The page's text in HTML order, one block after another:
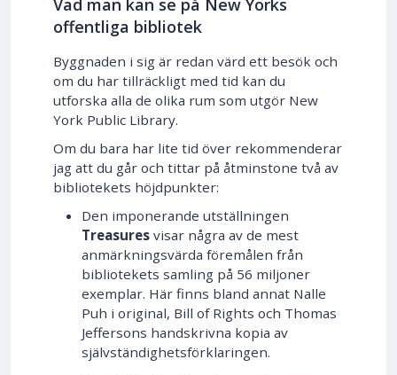
offentliga bibliotek
Byggnaden i sig är redan värd ett besök och
om du har tillräckligt med tid kan du
utforska alla de olika rum som utgör New
York Public Library.
Om du bara har lite tid över rekommenderar
jag att du går och tittar på åtminstone två av
bibliotekets höjdpunkter:
Den imponerande utställningen
Treasures visar några av de mest
anmärkningsvärda föremålen från
bibliotekets samling på 56 miljoner
exemplar. Här finns bland annat Nalle
Puh i original, Bill of Rights och Thomas
Jeffersons handskrivna kopia av
självständighetsförklaringen.